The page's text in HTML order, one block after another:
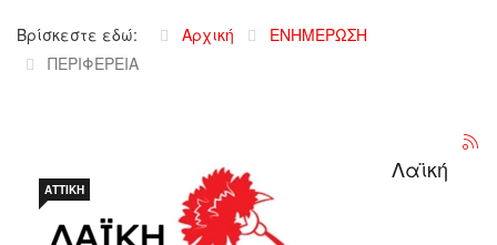
Βρίσκεστε εδώ: Αρχική
ΕΝΗΜΕΡΩΣΗ
ΠΕΡΙΦΕΡΕΙΑ
ΑΤΤΙΚΉ
Λαϊκή